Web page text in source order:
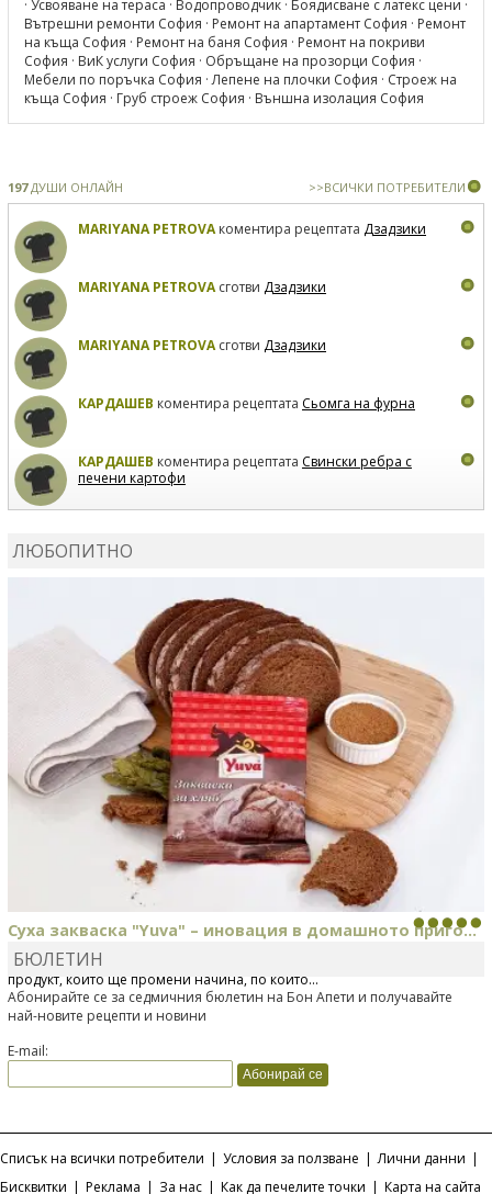
· Усвояване на тераса · Водопроводчик · Боядисване с латекс цени ·
Вътрешни ремонти София · Ремонт на апартамент София · Ремонт
на къща София · Ремонт на баня София · Ремонт на покриви
София · ВиК услуги София · Обръщане на прозорци София ·
Мебели по поръчка София ·Лепене на плочки София · Строеж на
къща София · Груб строеж София · Външна изолация София
197ДУШИ ОНЛАЙН >>ВСИЧКИ ПОТРЕБИТЕЛИ
MARIYANA PETROVAкоментира рецептата Дзадзики
MARIYANA PETROVAсготви Дзадзики
MARIYANA PETROVAсготви Дзадзики
КАРДАШЕВ коментира рецептата Сьомга на фурна
КАРДАШЕВ коментира рецептата Свински ребра с
печени картофи
ЛЮБОПИТНО
Суха закваска "Yuva" – иновация в домашното приго...
Отскоро Лесафр България стартира предлагането на изцяло нов
продукт, който ще промени начина, по който...
БЮЛЕТИН
Абонирайте се за седмичния бюлетин на Бон Апети и получавайте
най-новите рецепти и новини
E-mail:
Списък на всички потребители | Условия за ползване | Лични данни |
Бисквитки | Реклама | За нас | Как да печелите точки | Карта на сайта